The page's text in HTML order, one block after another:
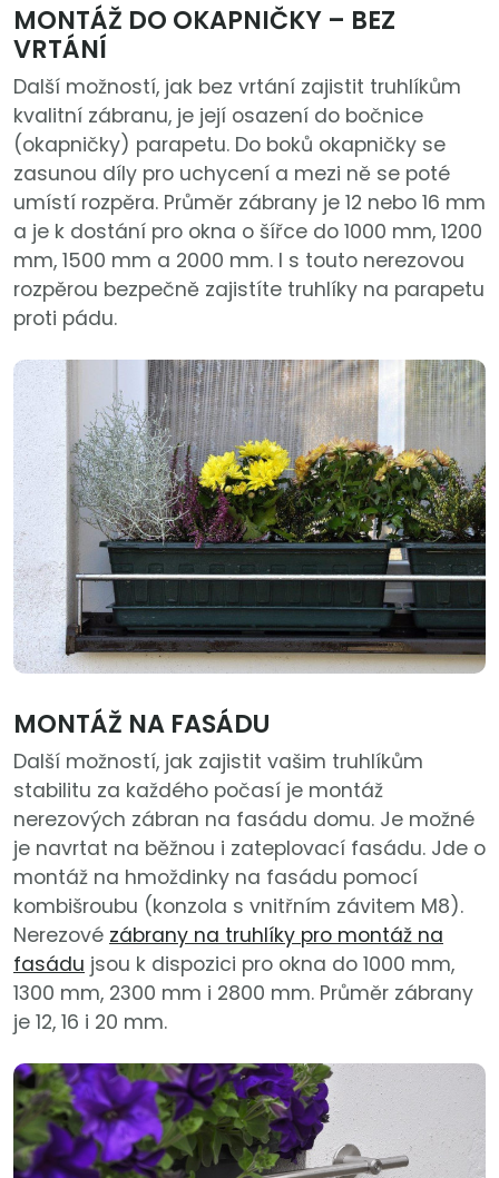
MONTÁŽ DO OKAPNIČKY – BEZ
VRTÁNÍ
Další možností, jak bez vrtání zajistit truhlíkům
kvalitní zábranu, je její osazení do bočnice
(okapničky) parapetu. Do boků okapničky se
zasunou díly pro uchycení a mezi ně se poté
umístí rozpěra. Průměr zábrany je 12 nebo 16 mm
a je k dostání pro okna o šířce do 1000 mm, 1200
mm, 1500 mm a 2000 mm. I s touto nerezovou
rozpěrou bezpečně zajistíte truhlíky na parapetu
proti pádu.
MONTÁŽ NA FASÁDU
Další možností, jak zajistit vašim truhlíkům
stabilitu za každého počasí je montáž
nerezových zábran na fasádu domu. Je možné
je navrtat na běžnou i zateplovací fasádu. Jde o
montáž na hmoždinky na fasádu pomocí
kombišroubu (konzola s vnitřním závitem M8).
Nerezové zábrany na truhlíky pro montáž na
fasádu jsou k dispozici pro okna do 1000 mm,
1300 mm, 2300 mm i 2800 mm. Průměr zábrany
je 12, 16 i 20 mm.